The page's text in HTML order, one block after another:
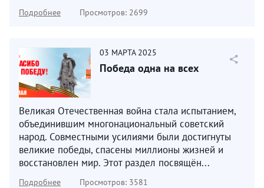
Подробнее Просмотров: 2699
03 МАРТА 2025
Победа одна на всех
Великая Отечественная война стала испытанием,
объединившим многонациональный советский
народ. Совместными усилиями были достигнуты
великие победы, спасены миллионы жизней и
восстановлен мир. Этот раздел посвящён...
Подробнее Просмотров: 3581